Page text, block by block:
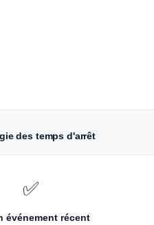
des temps d'arrêt
✅
événement récent